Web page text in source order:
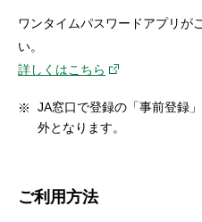
ワンタイムパスワードアプリが
い。
詳しくはこちら
JA窓口で登録の「事前登録
外となります。
ご利用方法